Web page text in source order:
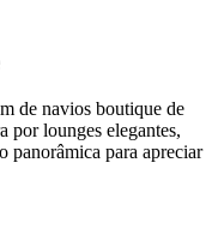
de navios boutique de
por lounges elegantes,
panorâmica para apreciar